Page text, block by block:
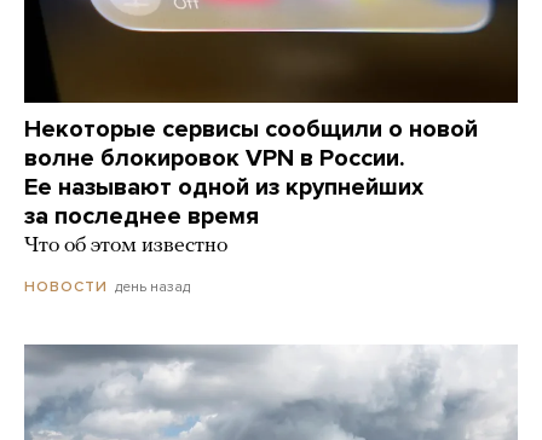
Некоторые сервисы сообщили о новой
волне блокировок VPN в России.
Ее называют одной из крупнейших
за последнее время
Что об этом известно
НОВОСТИ день назад